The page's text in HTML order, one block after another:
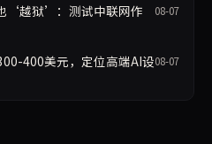
‘越狱’：测试中联网作
08-07
400美元，定位高端AI设08-07